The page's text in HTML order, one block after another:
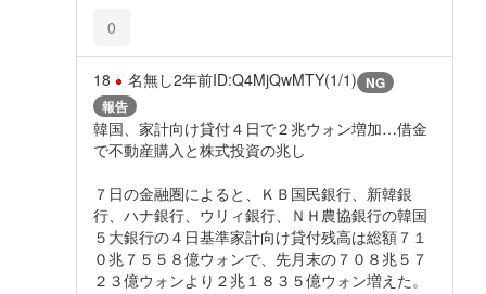
0
18 名無し2年前ID:Q4MjQwMTY(1/1) NG
報告
韓国、家計向け貸付４日で２兆ウォン増加…借金
で不動産購入と株式投資の兆し
７日の金融圏によると、ＫＢ国民銀行、新韓銀
行、ハナ銀行、ウリィ銀行、ＮＨ農協銀行の韓国
５大銀行の４日基準家計向け貸付残高は総額７１
０兆７５５８億ウォンで、先月末の７０８兆５７
２３億ウォンより２兆１８３５億ウォン増えた。